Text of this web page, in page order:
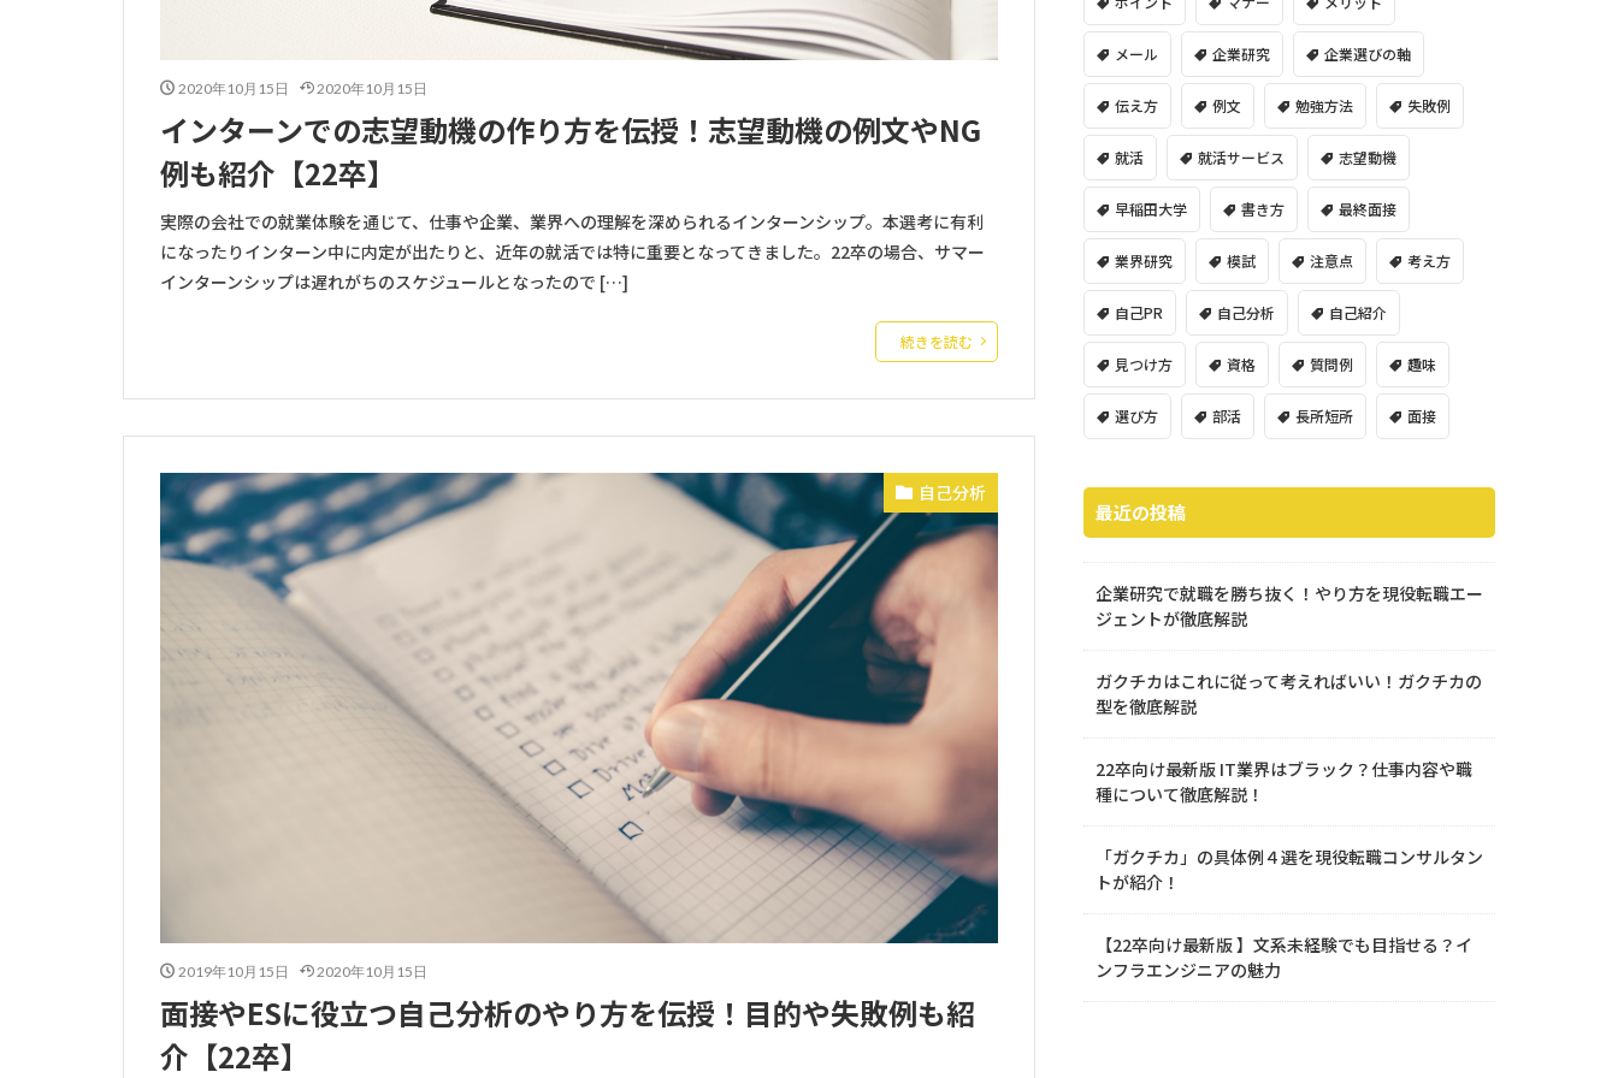
2020年10月15日 2020年10月15日
インターンでの志望動機の作り方を伝授！志望動機の例文やNG
例も紹介【22卒】
実際の会社での就業体験を通じて、仕事や企業、業界への理解を深められるインターンシップ。本選考に有利
になったりインターン中に内定が出たりと、近年の就活では特に重要となってきました。22卒の場合、サマー
インターンシップは遅れがちのスケジュールとなったので […]
続きを読む
自己分析
2019年10月15日 2020年10月15日
面接やESに役立つ自己分析のやり方を伝授！目的や失敗例も紹
介【22卒】
メール 企業研究 企業選びの軸
伝え方 例文 勉強方法 失敗例
就活 就活サービス 志望動機
早稲田大学 書き方 最終面接
業界研究 模試 注意点 考え方
自己PR 自己分析 自己紹介
見つけ方 資格 質問例 趣味
選び方 部活 長所短所 面接
最近の投稿
企業研究で就職を勝ち抜く！やり方を現役転職エー
ジェントが徹底解説
ガクチカはこれに従って考えればいい！ガクチカの
型を徹底解説
22卒向け最新版 IT業界はブラック？仕事内容や職
種について徹底解説！
「ガクチカ」の具体例４選を現役転職コンサルタン
トが紹介！
【22卒向け最新版 】文系未経験でも目指せる？イ
ンフラエンジニアの魅力